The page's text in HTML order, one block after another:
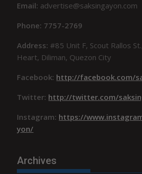
Email: advertise@saksingayon.com
Phone: 7757-2769
Address:#85 Unit F, Scout Rallos
Heart, Diliman, Quezon City
Facebook: http://facebook.com/
Twitter: http://twitter.com/
Instagram: https://
yon/
Archives